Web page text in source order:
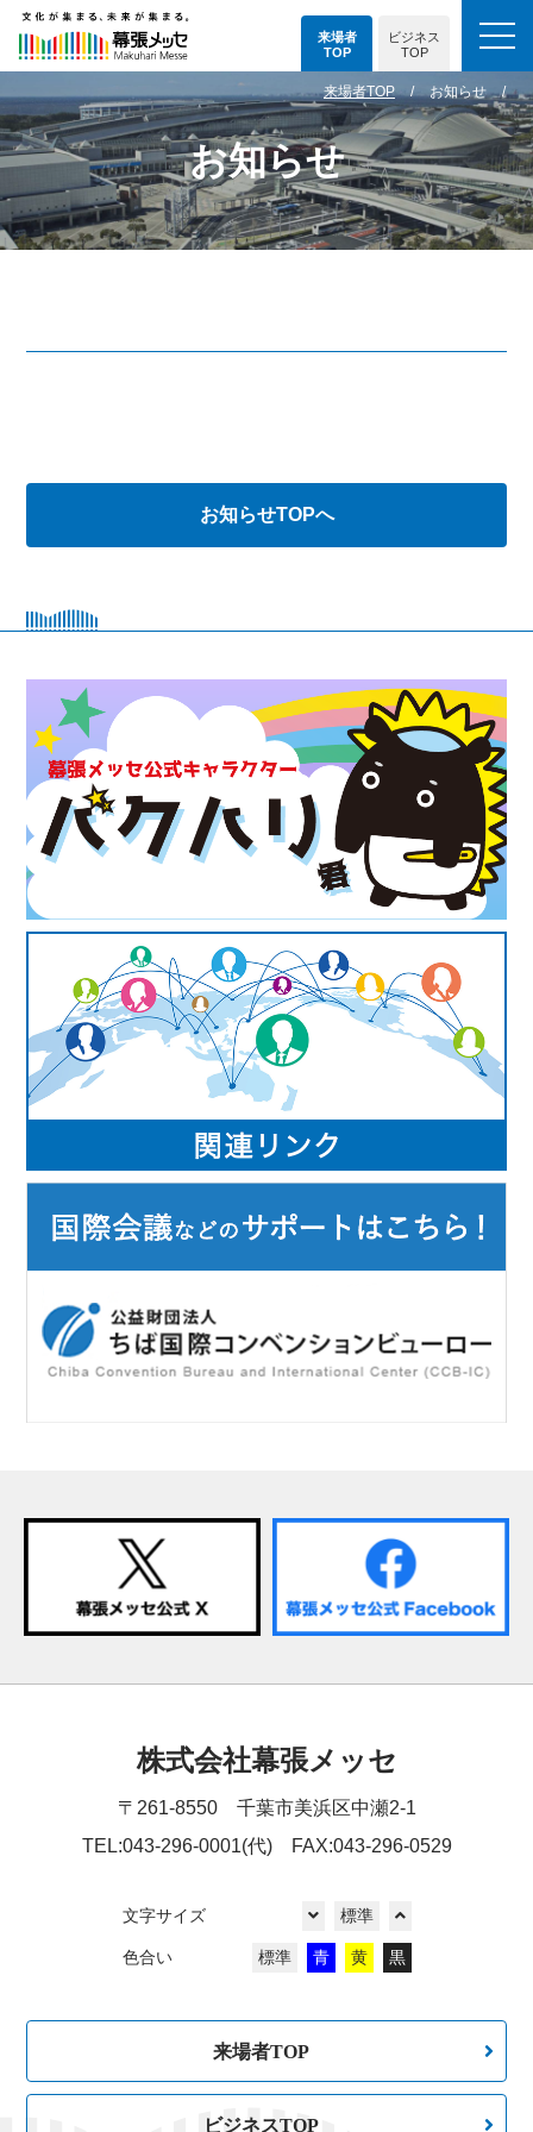
来場者
TOP
ビジネス
TOP
お知らせ
来場者TOP お知らせ
お知らせTOPへ
株式会社幕張メッセ
〒261-8550 千葉市美浜区中瀬2-1
TEL:043-296-0001(代) FAX:043-296-0529
文字サイズ 標準
色合い 標準 青 黄 黒
来場者TOP
ビジネスTOP